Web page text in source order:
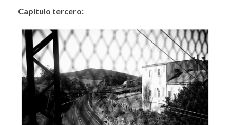
Capítulo tercero: